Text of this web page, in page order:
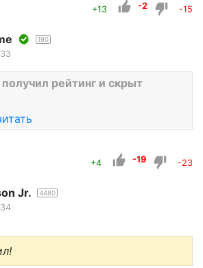
+13 -2 -15
190
рейтинг и скрыт
+4 -19 -23
Jr. 4480